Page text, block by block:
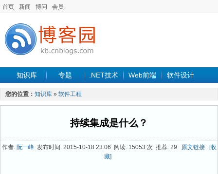
首页 新闻 博问 会员
知识库 专题 .NET技术 Web前端 软件设计
手机开发 软件工程
最新文章
您的位置： 知识库 » 软件工程
持续集成是什么？
作者: 阮一峰发布时间: 2015-10-18 23:06 阅读: 15053 次 推荐: 29 原文链接
[收
藏]